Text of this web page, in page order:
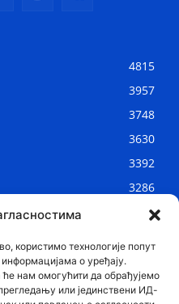
користимо технологије попут
о уређају.
нам омогућити да обрађујемо
или јединствени ИД-
4815
3957
3748
3630
3392
3286
2908